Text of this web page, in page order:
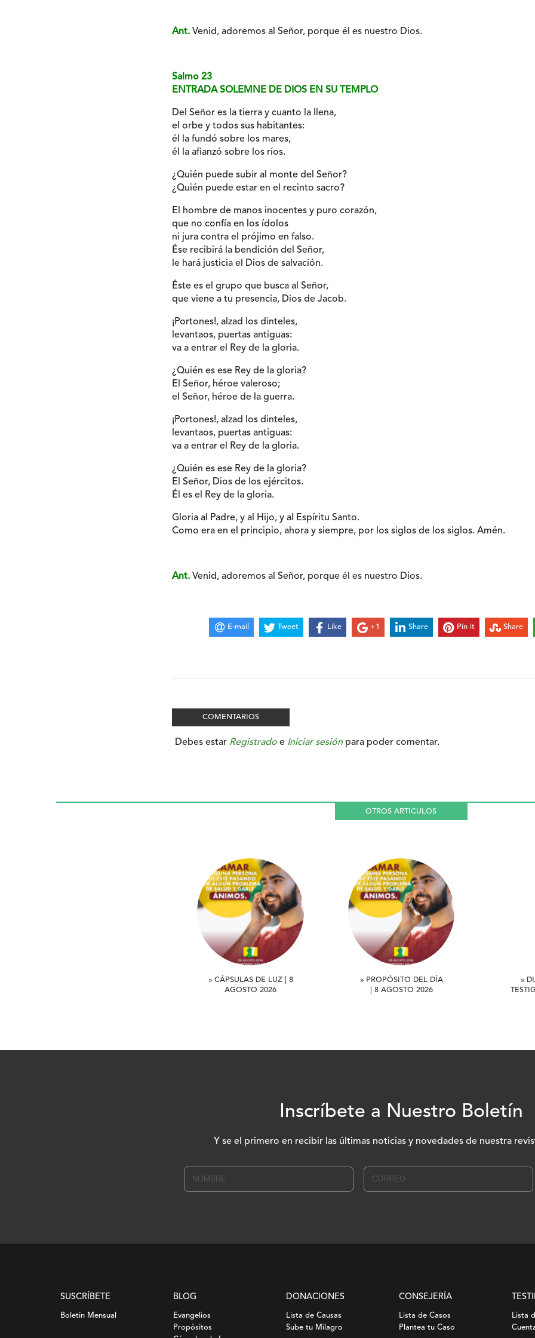
Ant. Venid, adoremos al Señor, porque él es nuestro Dios.
Salmo 23
ENTRADA SOLEMNE DE DIOS EN SU TEMPLO
Del Señor es la tierra y cuanto la llena,
el orbe y todos sus habitantes:
él la fundó sobre los mares,
él la afianzó sobre los ríos.
¿Quién puede subir al monte del Señor?
¿Quién puede estar en el recinto sacro?
El hombre de manos inocentes y puro corazón,
que no confía en los ídolos
ni jura contra el prójimo en falso.
Ése recibirá la bendición del Señor,
le hará justicia el Dios de salvación.
Éste es el grupo que busca al Señor,
que viene a tu presencia, Dios de Jacob.
¡Portones!, alzad los dinteles,
levantaos, puertas antiguas:
va a entrar el Rey de la gloria.
¿Quién es ese Rey de la gloria?
El Señor, héroe valeroso;
el Señor, héroe de la guerra.
¡Portones!, alzad los dinteles,
levantaos, puertas antiguas:
va a entrar el Rey de la gloria.
¿Quién es ese Rey de la gloria?
El Señor, Dios de los ejércitos.
Él es el Rey de la gloria.
Gloria al Padre, y al Hijo, y al Espíritu Santo.
Como era en el principio, ahora y siempre, por los siglos de los siglos. Amén.
Ant. Venid, adoremos al Señor, porque él es nuestro Dios.
E-mail Tweet Like +1 Share Pin it Share
COMENTARIOS
Debes estar Registrado e Iniciar sesión para poder comentar.
OTROS ARTICULOS
» CÁPSULAS DE LUZ | 8
AGOSTO 2026
» PROPÓSITO DEL DÍA
| 8 AGOSTO 2026
»
Inscríbete a Nuestro Boletín
Y se el primero en recibir las últimas noticias y novedades de nuestra
SUSCRÍBETE
Boletín Mensual
BLOG
Evangelios
Propósitos
DONACIONES
Lista de Causas
Sube tu Milagro
CONSEJERÍA
Lista de Casos
Plantea tu Caso
Lista